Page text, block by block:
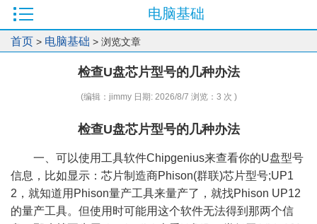
电脑基础
首页 > 电脑基础 > 浏览文章
检查U盘芯片型号的几种办法
(编辑：jimmy 日期: 2026/8/7 浏览：3 次 )
检查U盘芯片型号的几种办法
一、可以使用工具软件Chipgenius来查看你的U盘型号
信息，比如显示：芯片制造商Phison(群联)芯片型号;UP1
2，就知道用Phison量产工具来量产了，就找Phison UP12
的量产工具。但使用时可能用这个软件无法得到那两个信